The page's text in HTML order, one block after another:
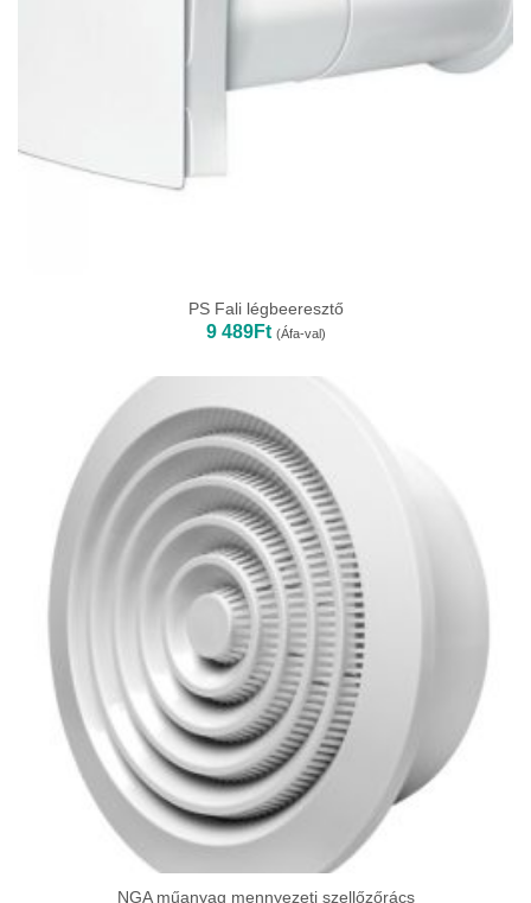
PS Fali légbeeresztő
9 489Ft (Áfa-val)
NGA műanyag mennyezeti szellőzőrács